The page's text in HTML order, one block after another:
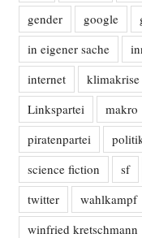
gender
google
in eigener sache
internet
klimakrise
Linkspartei
makro
piratenpartei
science fiction
sf
twitter
wahlkampf
winfried kretschmann